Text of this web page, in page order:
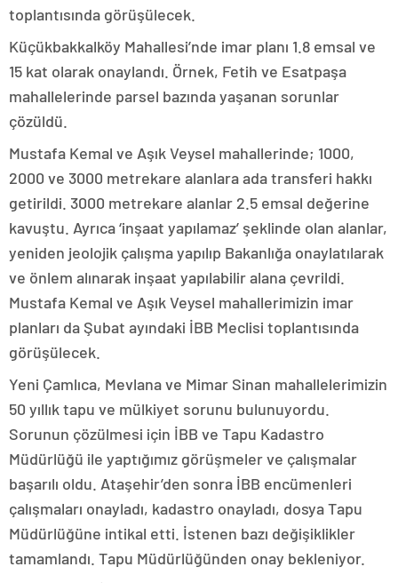
toplantısında görüşülecek.
Küçükbakkalköy Mahallesi’nde imar planı 1.8 emsal ve
15 kat olarak onaylandı. Örnek, Fetih ve Esatpaşa
mahallelerinde parsel bazında yaşanan sorunlar
çözüldü.
Mustafa Kemal ve Aşık Veysel mahallerinde; 1000,
2000 ve 3000 metrekare alanlara ada transferi hakkı
getirildi. 3000 metrekare alanlar 2.5 emsal değerine
kavuştu. Ayrıca ‘inşaat yapılamaz’ şeklinde olan alanlar,
yeniden jeolojik çalışma yapılıp Bakanlığa onaylatılarak
ve önlem alınarak inşaat yapılabilir alana çevrildi.
Mustafa Kemal ve Aşık Veysel mahallerimizin imar
planları da Şubat ayındaki İBB Meclisi toplantısında
görüşülecek.
Yeni Çamlıca, Mevlana ve Mimar Sinan mahallelerimizin
50 yıllık tapu ve mülkiyet sorunu bulunuyordu.
Sorunun çözülmesi için İBB ve Tapu Kadastro
Müdürlüğü ile yaptığımız görüşmeler ve çalışmalar
başarılı oldu. Ataşehir’den sonra İBB encümenleri
çalışmaları onayladı, kadastro onayladı, dosya Tapu
Müdürlüğüne intikal etti. İstenen bazı değişiklikler
tamamlandı. Tapu Müdürlüğünden onay bekleniyor.